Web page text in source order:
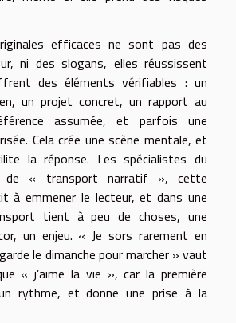
efficaces ne sont pas des
ni des slogans, elles réussissent
des éléments vérifiables : un
un projet concret, un rapport au
assumée, et parfois une
Cela crée une scène mentale, et
la réponse. Les spécialistes du
de « transport narratif », cette
à emmener le lecteur, et dans une
tient à peu de choses, une
un enjeu. « Je sors rarement en
le dimanche pour marcher » vaut
« j’aime la vie », car la première
rythme, et donne une prise à la